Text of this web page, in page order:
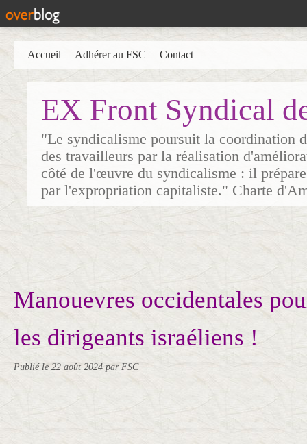
EX Front Syndical
"Le syndicalisme poursuit la coordination
des travailleurs par la réalisation
côté de l'œuvre du syndicalisme : il
par l'expropriation capitaliste." Charte
Accueil Adhérer au FSC Contact
Manouevres occidentales
les dirigeants israéliens !
Publié le 22 août 2024 par FSC